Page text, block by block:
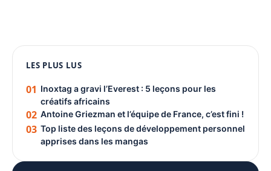
PUBLICITÉ
LES PLUS LUS
01 Inoxtag a gravi l’Everest : 5 leçons pour les
créatifs africains
02 Antoine Griezman et l’équipe de France, c’est fini !
03 Top liste des leçons de développement personnel
apprises dans les mangas